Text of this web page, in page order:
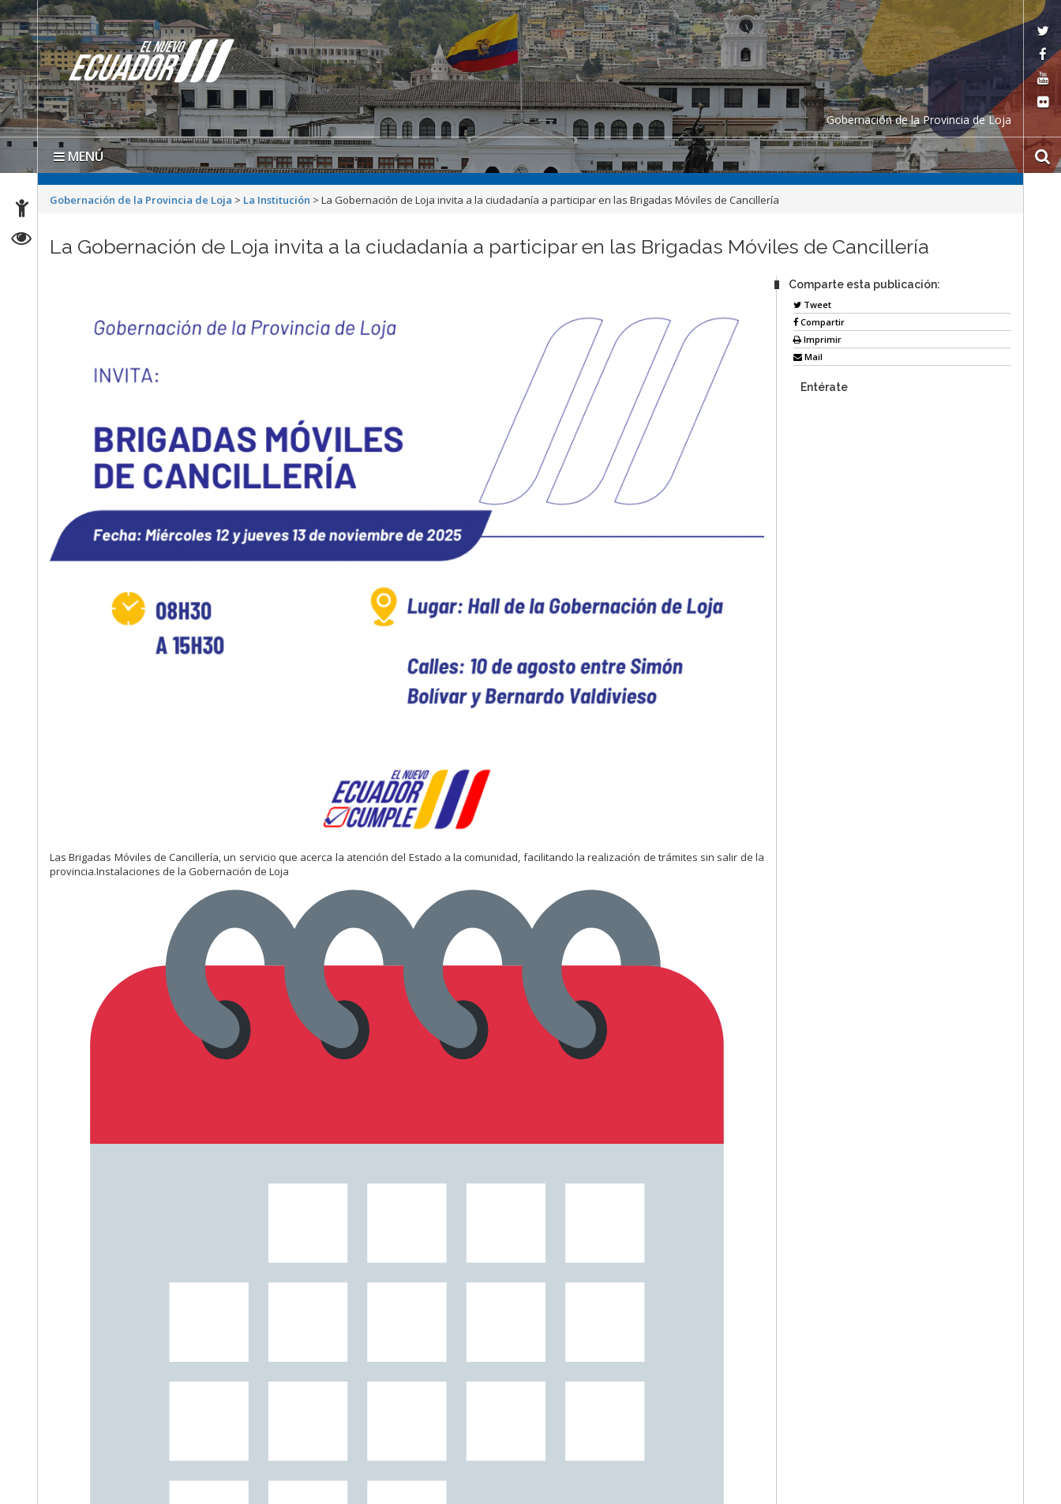
Gobernación de la Provincia de Loja
MENÚ
Gobernación de la Provincia de Loja > La Institución >La Gobernación de Loja invita a la ciudadanía a participar en las Brigadas Móviles de Cancillería
La Gobernación de Loja invita a la ciudadanía a participar en las Brigadas Móviles de Cancillería
Las Brigadas Móviles de Cancillería, un servicio que acerca la atención del Estado a la comunidad, facilitando la realización de trámites sin salir de la
provincia.Instalaciones de la Gobernación de Loja
Comparte esta publicación:
Tweet
Compartir
Imprimir
Mail
Entérate